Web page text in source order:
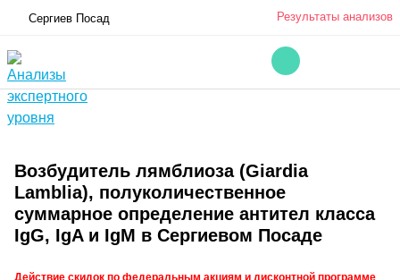
Сергиев Посад Результаты анализов
Возбудитель лямблиоза (Giardia
Lamblia), полуколичественное
суммарное определение антител класса
IgG, IgA и IgM в Сергиевом Посаде
Действие скидок по федеральным акциям и дисконтной программе